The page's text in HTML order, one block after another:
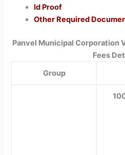
Id Proof
Other Required
Panvel Municipal Corporation
Fees
Group